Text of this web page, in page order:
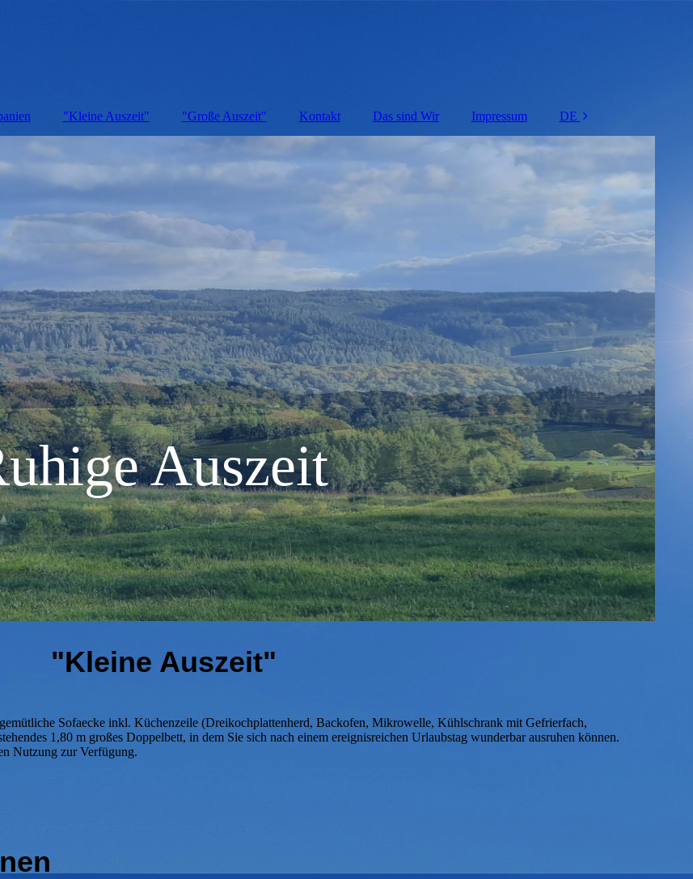
"Kleine Auszeit" "Große Auszeit" Kontakt Das sind Wir Impressum DE
FR
Auszeit
"Kleine Auszeit"
Sofaecke inkl. Küchenzeile (Dreikochplattenherd, Backofen, Mikrowelle, Kühlschrank mit Gefrierfach,
1,80 m großes Doppelbett, in dem Sie sich nach einem ereignisreichen Urlaubstag wunderbar ausruhen können.
Nutzung zur Verfügung.